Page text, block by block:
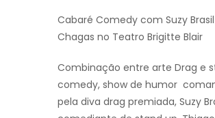
Cabaré Comedy com Suzy
Chagas no Teatro Brigitte Blair
Combinação entre arte Drag e
comedy, show de humor
pela diva drag premiada, Suzy